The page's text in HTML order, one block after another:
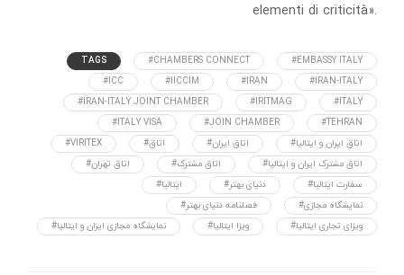
elementi di criticità».
TAGS #CHAMBERS CONNECT
#EMBASSY ITALY
#ICC
#IICCIM #IRAN
#IRAN-ITALY
#IRAN-ITALY JOINT CHAMBER
#IRITMAG
#ITALY
#ITALY VISA
#JOIN CHAMBER
#TEHRAN
#VIRITEX
#اتاق #اتاق ایران
#اتاق ایران و ایتالیا
#اتاق تهران
#اتاق مشترک
#اتاق مشترک ایران و ایتالیا
#ایتالیا
#دنیای بهتر
#سفارت ایتالیا
#فصلنامه دنیای بهتر
#نمایشگاه مجازی
#نمایشگاه مجازی ایران و ایتالیا
#ویزا ایتالیا #ویزای تجاری ایتالیا